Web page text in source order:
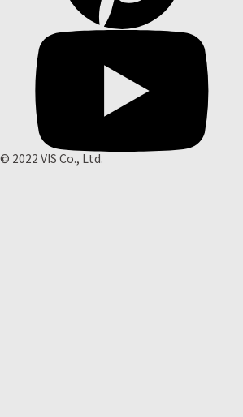
© 2022 VIS Co., Ltd.